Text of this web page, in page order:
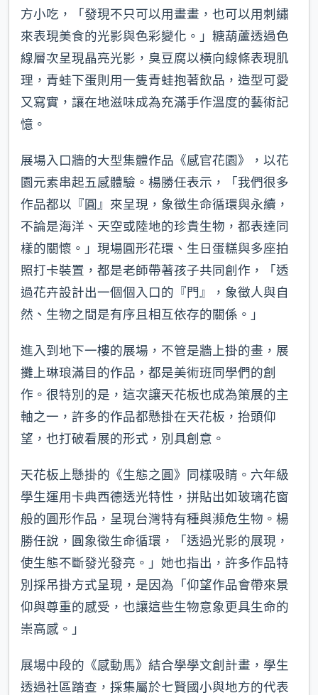
方小吃，「發現不只可以用畫畫，也可以用刺繡
來表現美食的光影與色彩變化。」糖葫蘆透過色
線層次呈現晶亮光影，臭豆腐以橫向線條表現肌
理，青蛙下蛋則用一隻青蛙抱著飲品，造型可愛
又寫實，讓在地滋味成為充滿手作溫度的藝術記
憶。
展場入口牆的大型集體作品《感官花園》，以花
園元素串起五感體驗。楊勝任表示，「我們很多
作品都以『圓』來呈現，象徵生命循環與永續，
不論是海洋、天空或陸地的珍貴生物，都表達同
樣的關懷。」現場圓形花環、生日蛋糕與多座拍
照打卡裝置，都是老師帶著孩子共同創作，「透
過花卉設計出一個個入口的『門』，象徵人與自
然、生物之間是有序且相互依存的關係。」
進入到地下一樓的展場，不管是牆上掛的畫，展
攤上琳琅滿目的作品，都是美術班同學們的創
作。很特別的是，這次讓天花板也成為策展的主
軸之一，許多的作品都懸掛在天花板，抬頭仰
望，也打破看展的形式，別具創意。
天花板上懸掛的《生態之圓》同樣吸睛。六年級
學生運用卡典西德透光特性，拼貼出如玻璃花窗
般的圓形作品，呈現台灣特有種與瀕危生物。楊
勝任說，圓象徵生命循環，「透過光影的展現，
使生態不斷發光發亮。」她也指出，許多作品特
別採吊掛方式呈現，是因為「仰望作品會帶來景
仰與尊重的感受，也讓這些生物意象更具生命的
崇高感。」
展場中段的《感動馬》結合學學文創計畫，學生
透過社區踏查，採集屬於七賢國小與地方的代表